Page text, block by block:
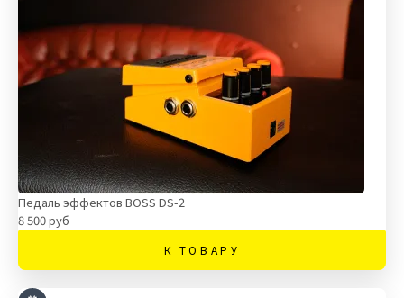
Педаль эффектов BOSS DS-2
8 500 руб
К ТОВАРУ